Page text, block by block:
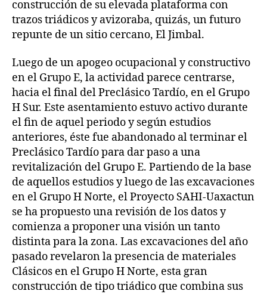
construcción de su elevada plataforma con
trazos triádicos y avizoraba, quizás, un futuro
repunte de un sitio cercano, El Jimbal.
Luego de un apogeo ocupacional y constructivo
en el Grupo E, la actividad parece centrarse,
hacia el final del Preclásico Tardío, en el Grupo
H Sur. Este asentamiento estuvo activo durante
el fin de aquel periodo y según estudios
anteriores, éste fue abandonado al terminar el
Preclásico Tardío para dar paso a una
revitalización del Grupo E. Partiendo de la base
de aquellos estudios y luego de las excavaciones
en el Grupo H Norte, el Proyecto SAHI-Uaxactun
se ha propuesto una revisión de los datos y
comienza a proponer una visión un tanto
distinta para la zona. Las excavaciones del año
pasado revelaron la presencia de materiales
Clásicos en el Grupo H Norte, esta gran
construcción de tipo triádico que combina sus